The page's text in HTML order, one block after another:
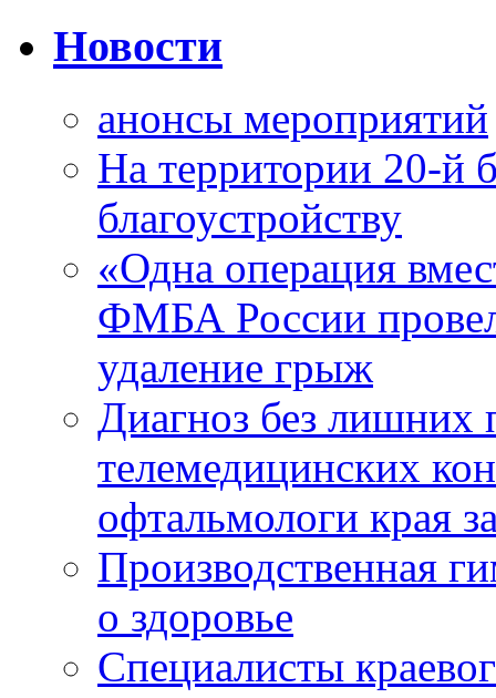
Новости
анонсы мероприятий
На территории 20-й
благоустройству
«Одна операция
ФМБА России
удаление грыж
Диагноз без лишних
телемедицинских
офтальмологи края
Производственная
о здоровье
Специалисты